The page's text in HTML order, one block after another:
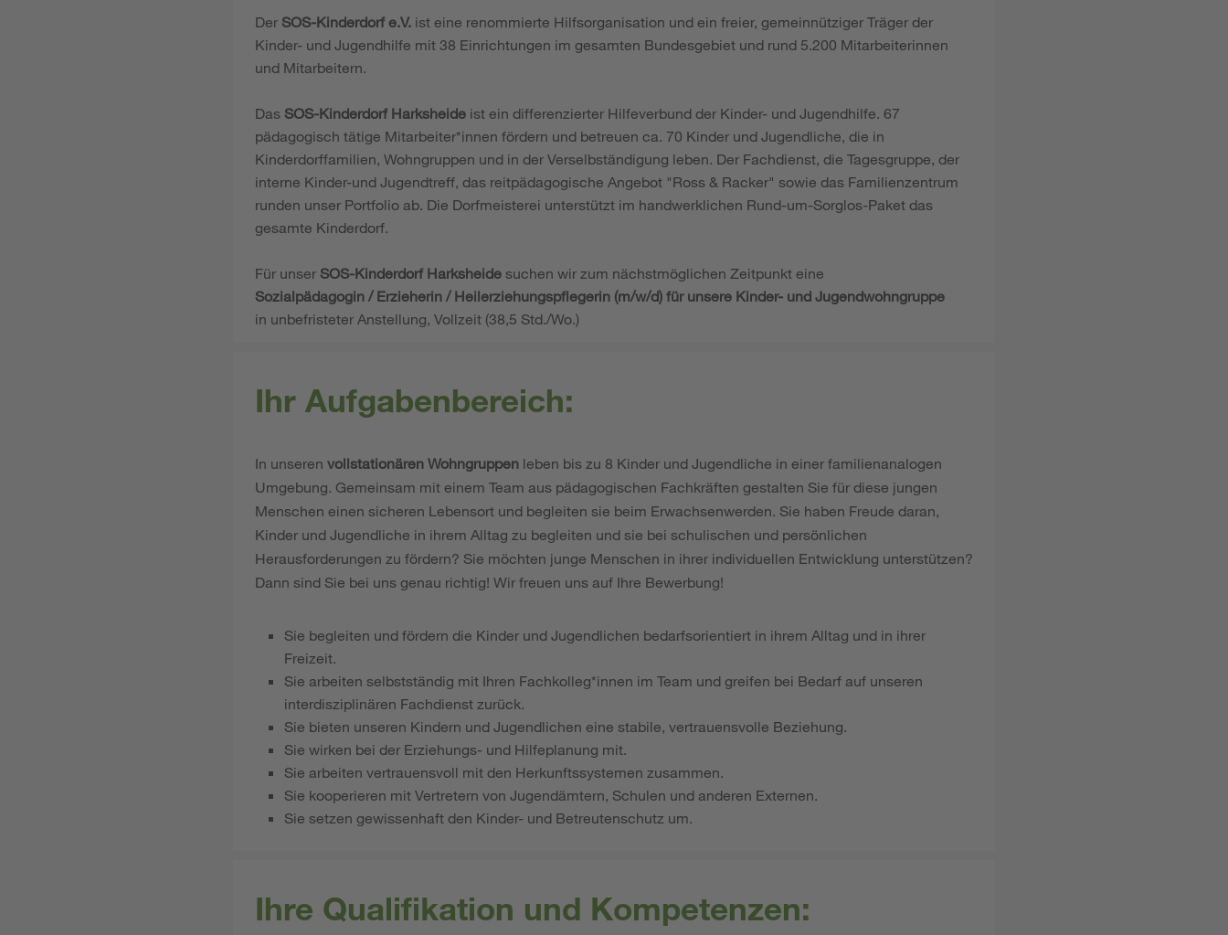
Der SOS-Kinderdorf e.V. ist eine renommierte Hilfsorganisation und ein freier, gemeinnütziger Träger der
Kinder- und Jugendhilfe mit 38 Einrichtungen im gesamten Bundesgebiet und rund 5.200 Mitarbeiterinnen
und Mitarbeitern.
Das SOS-Kinderdorf Harksheide ist ein differenzierter Hilfeverbund der Kinder- und Jugendhilfe. 67
pädagogisch tätige Mitarbeiter*innen fördern und betreuen ca. 70 Kinder und Jugendliche, die in
Kinderdorffamilien, Wohngruppen und in der Verselbständigung leben. Der Fachdienst, die Tagesgruppe, der
interne Kinder-und Jugendtreff, das reitpädagogische Angebot "Ross & Racker" sowie das Familienzentrum
runden unser Portfolio ab. Die Dorfmeisterei unterstützt im handwerklichen Rund-um-Sorglos-Paket das
gesamte Kinderdorf.
Für unser SOS-Kinderdorf Harksheide suchen wir zum nächstmöglichen Zeitpunkt eine
Sozialpädagogin / Erzieherin / Heilerziehungspflegerin (m/w/d) für unsere Kinder- und Jugendwohngruppe
in unbefristeter Anstellung, Vollzeit (38,5 Std./Wo.)
Ihr Aufgabenbereich:
In unseren vollstationären Wohngruppen leben bis zu 8 Kinder und Jugendliche in einer familienanalogen
Umgebung. Gemeinsam mit einem Team aus pädagogischen Fachkräften gestalten Sie für diese jungen
Menschen einen sicheren Lebensort und begleiten sie beim Erwachsenwerden. Sie haben Freude daran,
Kinder und Jugendliche in ihrem Alltag zu begleiten und sie bei schulischen und persönlichen
Herausforderungen zu fördern? Sie möchten junge Menschen in ihrer individuellen Entwicklung unterstützen?
Dann sind Sie bei uns genau richtig! Wir freuen uns auf Ihre Bewerbung!
Sie begleiten und fördern die Kinder und Jugendlichen bedarfsorientiert in ihrem Alltag und in ihrer
Freizeit.
Sie arbeiten selbstständig mit Ihren Fachkolleg*innen im Team und greifen bei Bedarf auf unseren
interdisziplinären Fachdienst zurück.
Sie bieten unseren Kindern und Jugendlichen eine stabile, vertrauensvolle Beziehung.
Sie wirken bei der Erziehungs- und Hilfeplanung mit.
Sie arbeiten vertrauensvoll mit den Herkunftssystemen zusammen.
Sie kooperieren mit Vertretern von Jugendämtern, Schulen und anderen Externen.
Sie setzen gewissenhaft den Kinder- und Betreutenschutz um.
Ihre Qualifikation und Kompetenzen: